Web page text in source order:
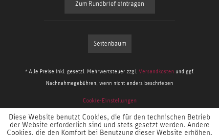
Zum Rundbrief eintragen
Seitenbaum
* Alle Preise inkl. gesetzl. Mehrwertsteuer zzgl. Versandkosten und ggf.
Nachnahmegebühren, wenn nicht anders beschrieben
Cookie-Einstellungen
Diese Website benutzt Cookies, die für den technischen Betrieb
der Website erforderlich sind und stets gesetzt werden. Andere
Cookies, die den Komfort bei Benutzung dieser Website erhöhen,